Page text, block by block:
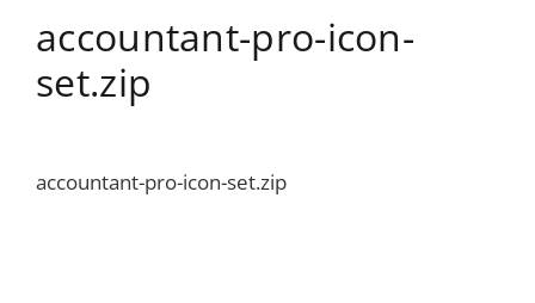
accountant-pro-icon-
set.zip
accountant-pro-icon-set.zip